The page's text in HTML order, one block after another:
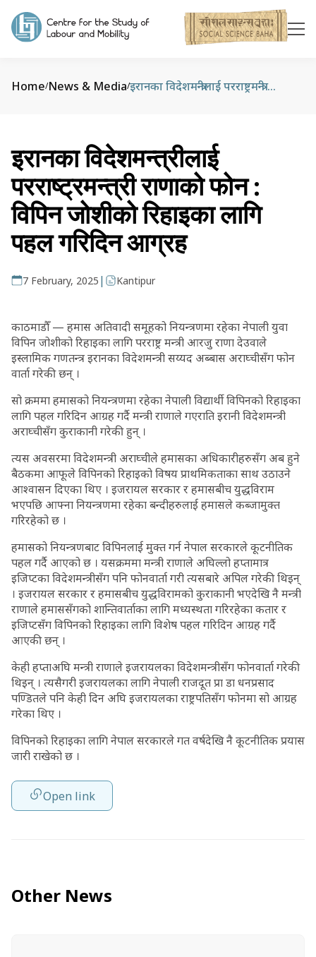
Home/News & Media/ इरानका विदेशमन्त्रीलाई परराष्ट्रमन्त्री राणाको फोन : विपिन जोशीको रिहाइका लागि पहल गरिदिन आग्रह
इरानका विदेशमन्त्रीलाई
परराष्ट्रमन्त्री राणाको फोन :
विपिन जोशीको रिहाइका लागि
पहल गरिदिन आग्रह
7 February, 2025 | Kantipur
काठमाडौँ — हमास अतिवादी समूहको नियन्त्रणमा रहेका नेपाली युवा
विपिन जोशीको रिहाइका लागि परराष्ट्र मन्त्री आरजु राणा देउवाले
इस्लामिक गणतन्त्र इरानका विदेशमन्त्री सय्यद अब्बास अराघ्चीसँग फोन
वार्ता गरेकी छन् ।
सो क्रममा हमासको नियन्त्रणमा रहेका नेपाली विद्यार्थी विपिनको रिहाइका
लागि पहल गरिदिन आग्रह गर्दै मन्त्री राणाले गएराति इरानी विदेशमन्त्री
अराघ्चीसँग कुराकानी गरेकी हुन् ।
त्यस अवसरमा विदेशमन्त्री अराघ्चीले हमासका अधिकारीहरुसँग अब हुने
बैठकमा आफूले विपिनको रिहाइको विषय प्राथमिकताका साथ उठाउने
आश्वासन दिएका थिए । इजरायल सरकार र हमासबीच युद्धविराम
भएपछि आफ्ना नियन्त्रणमा रहेका बन्दीहरुलाई हमासले कब्जामुक्त
गरिरहेको छ ।
हमासको नियन्त्रणबाट विपिनलाई मुक्त गर्न नेपाल सरकारले कूटनीतिक
पहल गर्दै आएको छ । यसक्रममा मन्त्री राणाले अघिल्लो हप्तामात्र
इजिप्टका विदेशमन्त्रीसँग पनि फोनवार्ता गरी त्यसबारे अपिल गरेकी थिइन्
। इजरायल सरकार र हमासबीच युद्धविरामको कुराकानी भएदेखि नै मन्त्री
राणाले हमाससँगको शान्तिवार्ताका लागि मध्यस्थता गरिरहेका कतार र
इजिप्टसँग विपिनको रिहाइका लागि विशेष पहल गरिदिन आग्रह गर्दै
आएकी छन् ।
केही हप्ताअघि मन्त्री राणाले इजरायलका विदेशमन्त्रीसँग फोनवार्ता गरेकी
थिइन् । त्यसैगरी इजरायलका लागि नेपाली राजदूत प्रा डा धनप्रसाद
पण्डितले पनि केही दिन अघि इजरायलका राष्ट्रपतिसँग फोनमा सो आग्रह
गरेका थिए ।
विपिनको रिहाइका लागि नेपाल सरकारले गत वर्षदेखि नै कूटनीतिक प्रयास
जारी राखेको छ ।
Open link
Other News